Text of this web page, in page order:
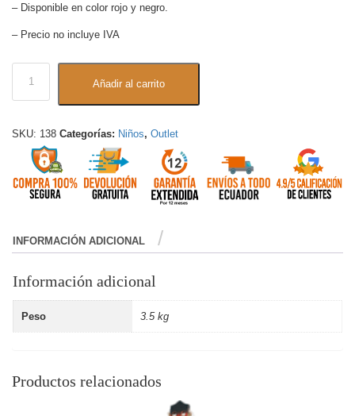
– Disponible en color rojo y negro.
– Precio no incluye IVA
Añadir al carrito
SKU: 138 Categorías: Niños, Outlet
INFORMACIÓN ADICIONAL
Información adicional
Peso 3.5 kg
Productos relacionados